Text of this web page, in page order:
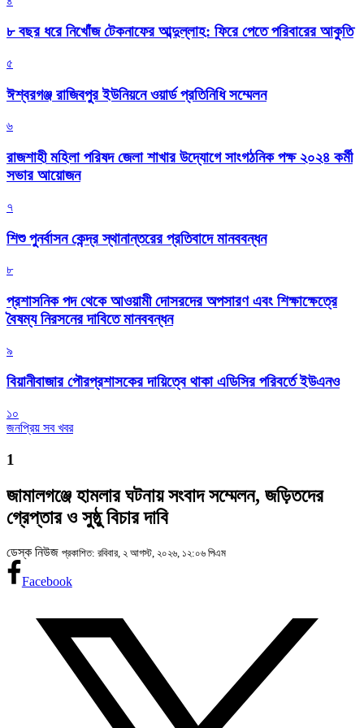
৮ বছর ধরে নিখোঁজ টেকনাফের আব্দুল্লাহ: ফিরে পেতে পরিবারের আকুতি
৫
ঈশ্বরগঞ্জ রাজিবপুর ইউনিয়নে ওয়ার্ড প্রতিনিধি সম্মেলন
৬
রাজশাহী মহিলা পরিষদ জেলা শাখার উদ্যোগে সাংগঠনিক পক্ষ ২০২৪ কর্মী
সভার আয়োজন
৭
শিশু পুনর্বাসন কেন্দ্র স্থানান্তরের প্রতিবাদে মানববন্ধন
৮
প্রশাসনিক পদ থেকে আওয়ামী দোসরদের অপসারণ এবং শিক্ষাক্ষেত্রে
বৈষম্য নিরসনের দাবিতে মানববন্ধন
৯
বিয়ানীবাজার পৌরপ্রশাসকের দায়িত্বে থাকা এডিসির পরিবর্তে ইউএনও
১০
জনপ্রিয় সব খবর
1
জামালগঞ্জে হামলার ঘটনায় সংবাদ সম্মেলন, জড়িতদের
গ্রেপ্তার ও সুষ্ঠু বিচার দাবি
ডেস্ক নিউজ প্রকাশিত: রবিবার, ২ আগস্ট, ২০২৬, ১২:০৬ পিএম
Facebook